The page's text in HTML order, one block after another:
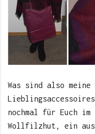
Was sind also meine
nochmal für Euch
Wollfilzhut, ein aus